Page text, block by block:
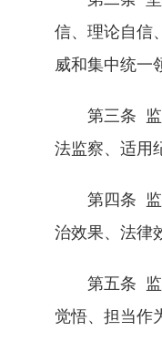
信、理论自信
威和集中统一
第三条 监察
法监察、适用
第四条 监察
治效果、法律
第五条 监察
觉悟、担当作